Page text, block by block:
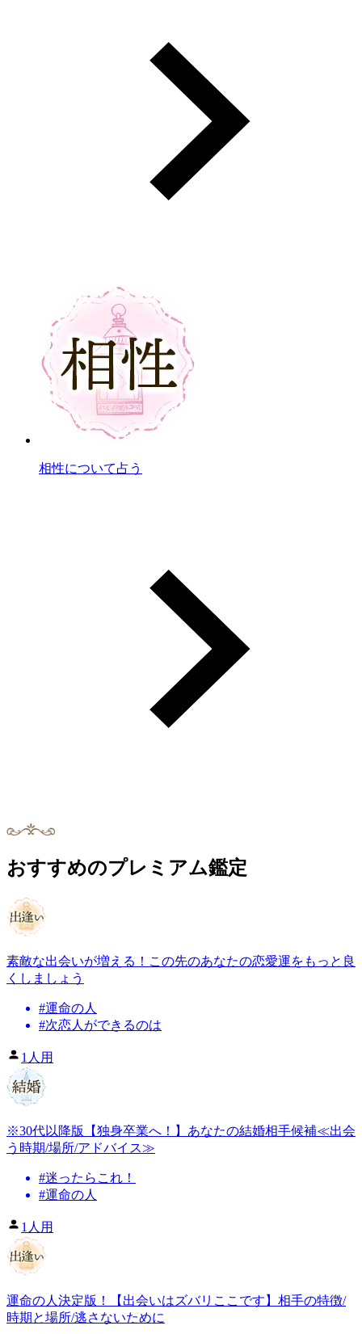
相性について占う
おすすめのプレミアム鑑定
素敵な出会いが増える！この先のあなたの恋愛運をもっと良
くしましょう
#運命の人
#次恋人ができるのは
1人用
※30代以降版【独身卒業へ！】あなたの結婚相手候補≪出会
う時期/場所/アドバイス≫
#迷ったらこれ！
#運命の人
1人用
運命の人決定版！【出会いはズバリここです】相手の特徴/
時期と場所/逃さないために